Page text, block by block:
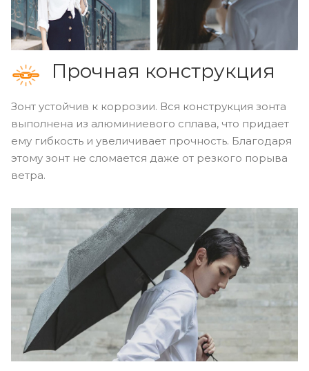
Прочная конструкция
Зонт устойчив к коррозии. Вся конструкция зонта
выполнена из алюминиевого сплава, что придает
ему гибкость и увеличивает прочность. Благодаря
этому зонт не сломается даже от резкого порыва
ветра.